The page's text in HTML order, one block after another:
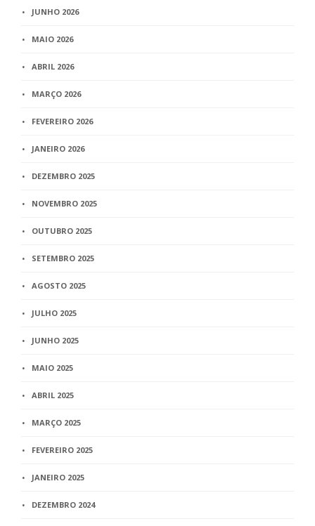
JUNHO 2026
MAIO 2026
ABRIL 2026
MARÇO 2026
FEVEREIRO 2026
JANEIRO 2026
DEZEMBRO 2025
NOVEMBRO 2025
OUTUBRO 2025
SETEMBRO 2025
AGOSTO 2025
JULHO 2025
JUNHO 2025
MAIO 2025
ABRIL 2025
MARÇO 2025
FEVEREIRO 2025
JANEIRO 2025
DEZEMBRO 2024